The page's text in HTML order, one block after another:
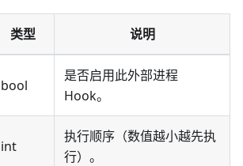
类型 说明
bool
是否启用此外部进程
Hook。
int
执行顺序（数值越小越先执
行）。